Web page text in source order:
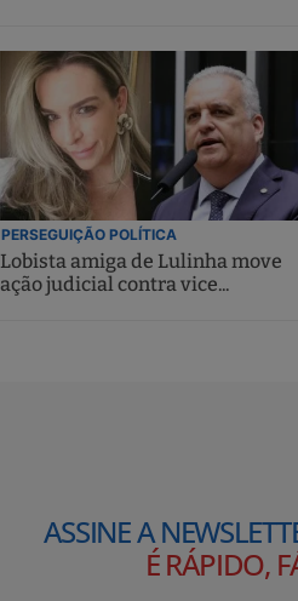
PERSEGUIÇÃO POLÍTICA
Lobista amiga de Lulinha move
ação judicial contra vice...
ASSINE A
É RÁPIDO,